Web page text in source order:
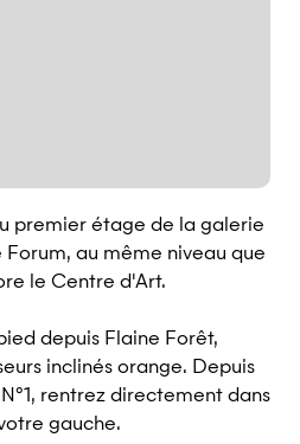
premier étage de la galerie
au même niveau que
le Centre d'Art.
depuis Flaine Forêt,
inclinés orange. Depuis
rentrez directement dans
gauche.